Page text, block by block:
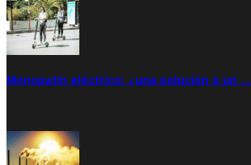
Monopatín eléctrico: ¿una solución o un …